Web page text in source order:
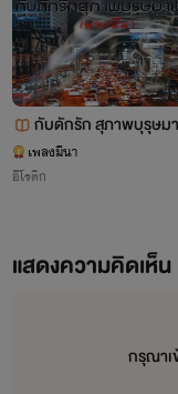
กับดักรัก สุภาพบุรุษม
เพลงมีนา
อีโรติก
แสดงความคิดเห็น
กรุณาเ